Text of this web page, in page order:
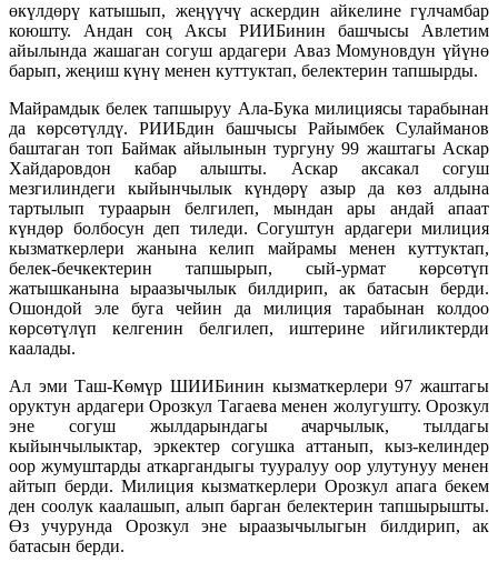
өкүлдөрү катышып, жеңүүчү аскердин айкелине гүлчамбар
коюшту. Андан соң Аксы РИИБинин башчысы Авлетим
айылында жашаган согуш ардагери Аваз Момуновдун үйүнө
барып, жеңиш күнү менен куттуктап, белектерин тапшырды.
Майрамдык белек тапшыруу Ала-Бука милициясы тарабынан
да көрсөтүлдү. РИИБдин башчысы Райымбек Сулайманов
баштаган топ Баймак айылынын тургуну 99 жаштагы Аскар
Хайдаровдон кабар алышты. Аскар аксакал согуш
мезгилиндеги кыйынчылык күндөрү азыр да көз алдына
тартылып тураарын белгилеп, мындан ары андай апаат
күндөр болбосун деп тиледи. Согуштун ардагери милиция
кызматкерлери жанына келип майрамы менен куттуктап,
белек-бечкектерин тапшырып, сый-урмат көрсөтүп
жатышканына ыраазычылык билдирип, ак батасын берди.
Ошондой эле буга чейин да милиция тарабынан колдоо
көрсөтүлүп келгенин белгилеп, иштерине ийгиликтерди
каалады.
Ал эми Таш-Көмүр ШИИБинин кызматкерлери 97 жаштагы
оруктун ардагери Орозкул Тагаева менен жолугушту. Орозкул
эне согуш жылдарындагы ачарчылык, тылдагы
кыйынчылыктар, эркектер согушка аттанып, кыз-келиндер
оор жумуштарды аткаргандыгы тууралуу оор улутунуу менен
айтып берди. Милиция кызматкерлери Орозкул апага бекем
ден соолук каалашып, алып барган белектерин тапшырышты.
Өз учурунда Орозкул эне ыраазычылыгын билдирип, ак
батасын берди.